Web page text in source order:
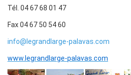
Tél. 04 67 68 01 47
Fax 04 67 50 54 60
info@legrandlarge-palavas.com
www.legrandlarge-palavas.com